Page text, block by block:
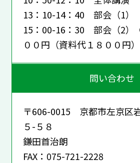
13：10-14：40 部会（1）
15：00-16：30 部会（2）
００円（資料代１８００円
問い合わせ
〒606-0015 京都市左京区
５-５８
鎌田首治朗
FAX：075-721-2228